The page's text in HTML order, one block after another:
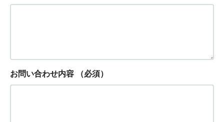
お問い合わせ内容 （必須）